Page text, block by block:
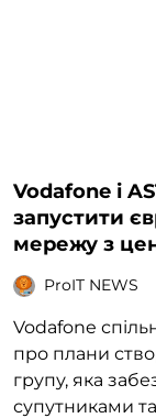
Vodafone і
запустити
мережу з
ProIT NEWS
Vodafone
про плани
групу, яка
супутниками